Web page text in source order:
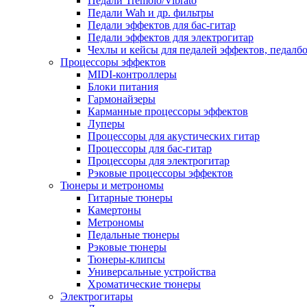
Педали Wah и др. фильтры
Педали эффектов для бас-гитар
Педали эффектов для электрогитар
Чехлы и кейсы для педалей эффектов,
Процессоры эффектов
MIDI-контроллеры
Блоки питания
Гармонайзеры
Карманные процессоры эффектов
Луперы
Процессоры для акустических гитар
Процессоры для бас-гитар
Процессоры для электрогитар
Рэковые процессоры эффектов
Тюнеры и метрономы
Гитарные тюнеры
Камертоны
Метрономы
Педальные тюнеры
Рэковые тюнеры
Тюнеры-клипсы
Универсальные устройства
Хроматические тюнеры
Электрогитары